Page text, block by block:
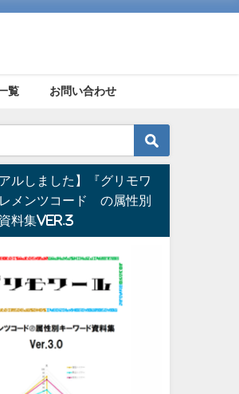
覧 お問い合わせ
ルしました】『グリモワ
メンツコード®の属性別
料集Ver.3